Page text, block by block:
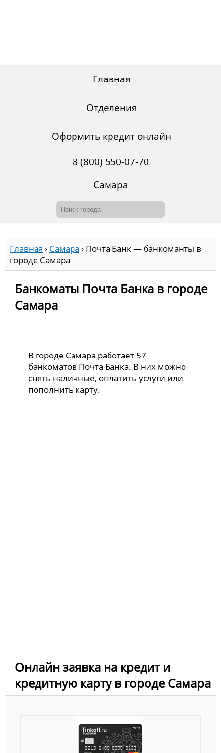
Главная
Отделения
Оформить кредит онлайн
8 (800) 550-07-70
Самара
Главная › Самара › Почта Банк — банкоманты в
городе Самара
Банкоматы Почта Банка в городе
Самара
В городе Самара работает 57
банкоматов Почта Банка. В них можно
снять наличные, оплатить услуги или
пополнить карту.
Онлайн заявка на кредит и
кредитную карту в городе Самара